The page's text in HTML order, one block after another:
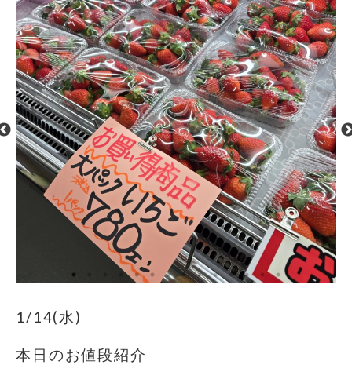
1/14(水)
本日のお値段紹介